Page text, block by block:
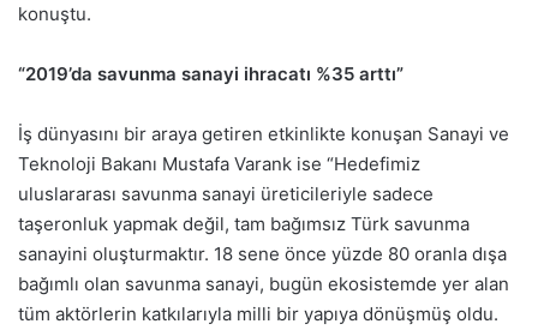
konuştu.
“2019’da savunma sanayi ihracatı %35 arttı”
İş dünyasını bir araya getiren etkinlikte konuşan Sanayi ve
Teknoloji Bakanı Mustafa Varank ise “Hedefimiz
uluslararası savunma sanayi üreticileriyle sadece
taşeronluk yapmak değil, tam bağımsız Türk savunma
sanayini oluşturmaktır. 18 sene önce yüzde 80 oranla dışa
bağımlı olan savunma sanayi, bugün ekosistemde yer alan
tüm aktörlerin katkılarıyla milli bir yapıya dönüşmüş oldu.